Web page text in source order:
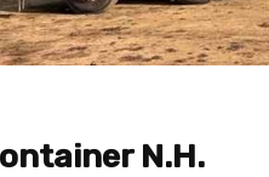
N.H.